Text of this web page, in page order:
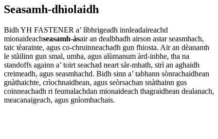
Seasamh-dhìolaidh
Bidh YH FASTENER a’ lìbhrigeadh innleadaireachd
mionaideachseasamh-àsair an dealbhadh airson astar seasmhach,
taic tèarainte, agus co-chruinneachadh gun fhiosta. Air an dèanamh
le stàilinn gun smal, umha, agus alùmanum àrd-inbhe, tha na
standoffs againn a’ toirt seachad neart sàr-mhath, strì an aghaidh
creimeadh, agus seasmhachd. Bidh sinn a’ tabhann sònrachaidhean
gnàthaichte, crìochnaidhean, agus seòrsachan snàthainn gus
coinneachadh ri feumalachdan mionaideach thagraidhean dealanach,
meacanaigeach, agus gnìomhachais.